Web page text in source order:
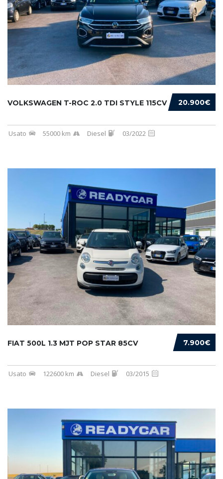
20.900€
VOLKSWAGEN T-ROC 2.0 TDI STYLE 115CV
Usato 55000 km Diesel 03/2022
7.900€
FIAT 500L 1.3 MJT POP STAR 85CV
Usato 122600 km Diesel 03/2015